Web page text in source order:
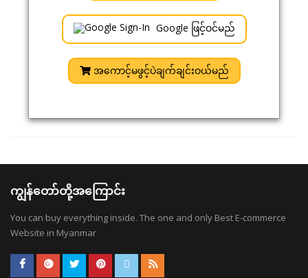
Google ဖြင့်ဝင်မည်
အကောင့်မဖွင့်ပဲချက်ချင်းဝယ်မည်
ကျွန်တော်တို့အကြောင်း
You can buy everything inside. The one and only Best E-commerce
Website in Myanmar